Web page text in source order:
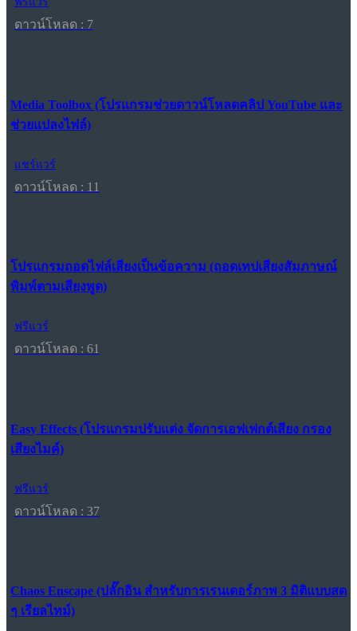
ดาวน์โหลด : 7
Media Toolbox (โปรแกรมช่วยดาวน์โหลดคลิป YouTube และ
ช่วยแปลงไฟล์)
แชร์แวร์
ดาวน์โหลด : 11
โปรแกรมถอดไฟล์เสียงเป็นข้อความ (ถอดเทปเสียงสัมภาษณ์
พิมพ์ตามเสียงพูด)
ฟรีแวร์
ดาวน์โหลด : 61
Easy Effects (โปรแกรมปรับแต่ง จัดการเอฟเฟกต์เสียง กรอง
เสียงไมค์)
ฟรีแวร์
ดาวน์โหลด : 37
Chaos Enscape (ปลั๊กอิน สำหรับการเรนเดอร์ภาพ 3 มิติแบบสด
ๆ เรียลไทม์)